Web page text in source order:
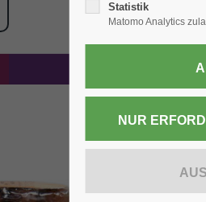
Statistik
Matomo Analytics